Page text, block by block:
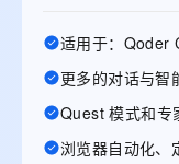
适用于：Qoder
更多的对话与智
Quest 模式和专
浏览器自动化、